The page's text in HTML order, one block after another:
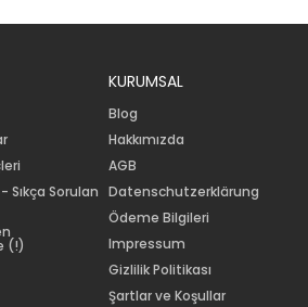
Sıkça Sorulan
(!)
KURUMSAL
Blog
Hakkımızda
AGB
Datenschutzerklärung
Ödeme Bilgileri
Impressum
Gizlilik Politikası
Şartlar ve Koşullar